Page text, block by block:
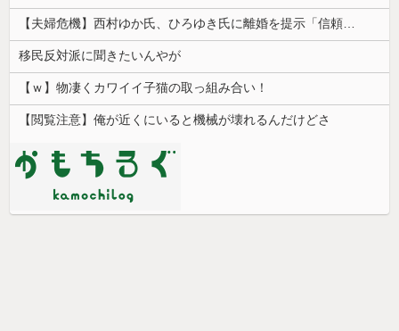
【夫婦危機】西村ゆか氏、ひろゆき氏に離婚を提示「信頼関係が保てず夫婦を続けるのは無理」
移民反対派に聞きたいんやが
【ｗ】物凄くカワイイ子猫の取っ組み合い！
【閲覧注意】俺が近くにいると機械が壊れるんだけどさ